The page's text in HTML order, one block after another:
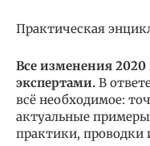
Практическая
Все изменения 2020
экспертами. В
всё необходимое:
актуальные примеры
практики, проводки